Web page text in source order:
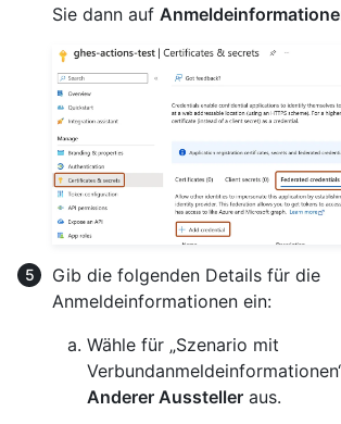
Sie dann auf
Gib die folgenden Details für die
Anmeldeinformationen ein:
Wähle für „Szenario mit
Anderer Aussteller aus.